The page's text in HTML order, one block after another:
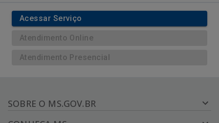
Acessar Serviço
Atendimento Online
Atendimento Presencial
SOBRE O MS.GOV.BR